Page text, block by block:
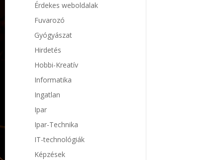
Érdekes weboldalak
Fuvarozó
Gyógyászat
Hirdetés
Hobbi-Kreatív
Informatika
Ingatlan
Ipar
Ipar-Technika
IT-technológiák
Képzések